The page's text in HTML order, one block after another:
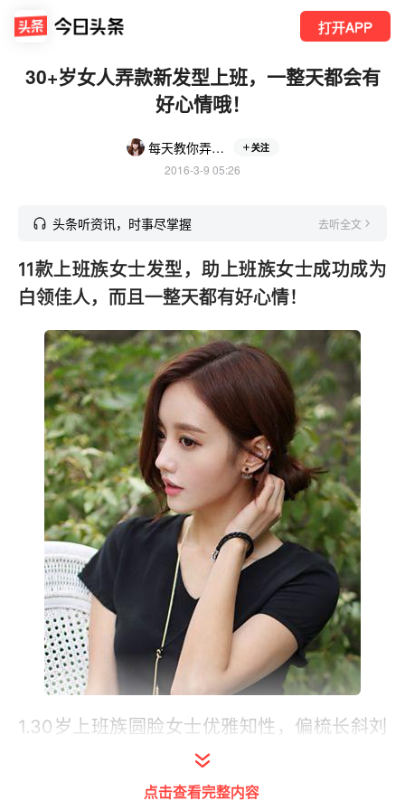
打开APP
30+岁女人弄款新发型上班，一整天都会有
好心情哦！
每天教你弄头发 关注
2016-3-9 05:26
头条听资讯，时事尽掌握 去听全文
11款上班族女士发型，助上班族女士成功成为
白领佳人，而且一整天都有好心情！
1.30岁上班族圆脸女士优雅知性，偏梳长斜刘
海中长发在上班的时候披散着很不合时宜的，
不如将中长发聚集在脑后发际线位置，梳理光
点击查看完整内容